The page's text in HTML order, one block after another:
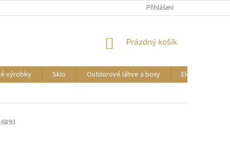
OBCHODNÍ PODMÍNKY
Přihlášení
NÁKUPNÍ
Prázdný košík
výrobky Sklo Outdorové láhve a boxy
Elektrické